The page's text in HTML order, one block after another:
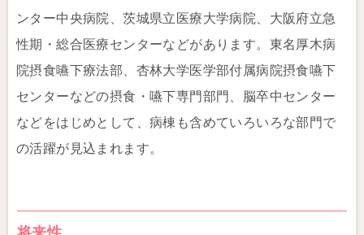
ンター中央病院、茨城県立医療大学病院、大阪府立急
性期・総合医療センターなどがあります。東名厚木病
院摂食嚥下療法部、杏林大学医学部付属病院摂食嚥下
センターなどの摂食・嚥下専門部門、脳卒中センター
などをはじめとして、病棟も含めていろいろな部門で
の活躍が見込まれます。